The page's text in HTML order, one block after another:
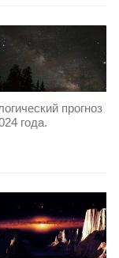
прогноз
года.